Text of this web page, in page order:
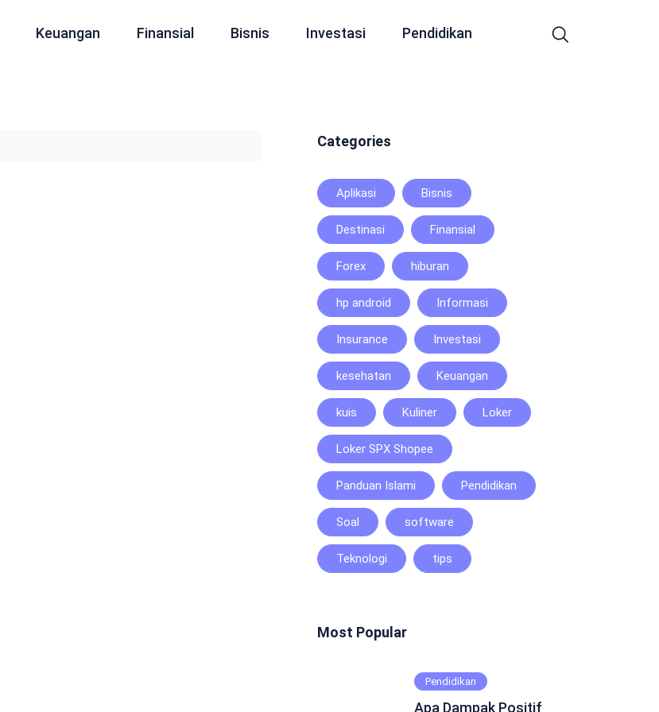
Keuangan Finansial Bisnis Investasi Pendidikan
Categories
Aplikasi Bisnis
Destinasi Finansial
Forex hiburan
hp android Informasi
Insurance Investasi
kesehatan Keuangan
kuis Kuliner Loker
Loker SPX Shopee
Panduan Islami Pendidikan
Soal software
Teknologi tips
Most Popular
Pendidikan
Apa Dampak Positif